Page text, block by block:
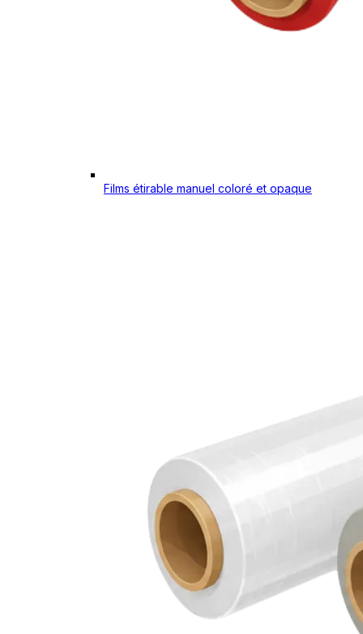
Films étirable manuel coloré et opaque